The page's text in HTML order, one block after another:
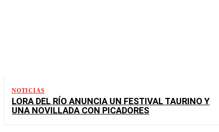
NOTICIAS
LORA DEL RÍO ANUNCIA UN FESTIVAL TAURINO Y
UNA NOVILLADA CON PICADORES